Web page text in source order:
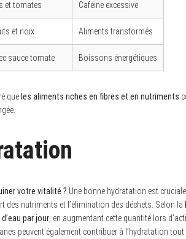
et tomates Caféine excessive
et noix Aliments transformés
sauce tomate Boissons énergétiques
que les aliments riches en fibres et en nutriments
votre vitalité ? Une bonne hydratation est
des nutriments et l’élimination des déchets. Selon la
par jour , en augmentant cette quantité lors
peuvent également contribuer à l’hydratation